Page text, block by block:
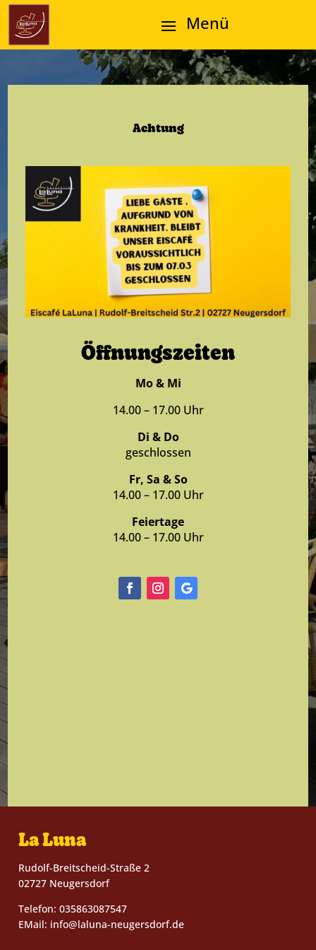
Achtung
Öffnungszeiten
Mo & Mi
14.00 – 17.00 Uhr
Di & Do
geschlossen
Fr, Sa & So
14.00 – 17.00 Uhr
Feiertage
14.00 – 17.00 Uhr
La Luna
Rudolf-Breitscheid-Straße 2
02727 Neugersdorf
Telefon: 035863087547
EMail: info@laluna-neugersdorf.de